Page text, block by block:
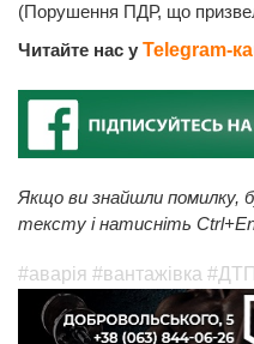
(Порушення ПДР, що
Читайте нас у Telegram-
Якщо ви знайшли помилку,
тексту і натисніть
#аварія #вантажівка #ДТП